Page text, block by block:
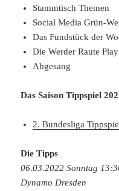
Stammtisch Themen
Social Media Grün-
Das Fundstück der
Die Werder Raute
Abgesang
Das Saison Tippspiel
2. Bundesliga
Die Tipps
06.03.2022 Sonntag
Dynamo Dresden